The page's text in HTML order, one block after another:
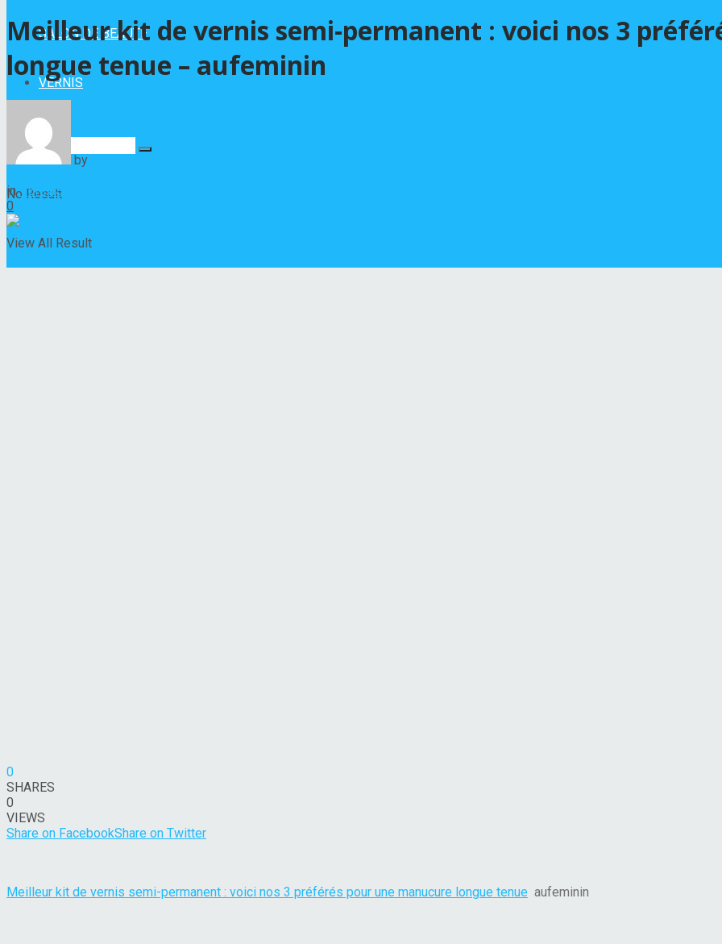
SALON DE BEAUTÉ
VERNIS
No Result
View All Result
Meilleur kit de vernis semi-permanent : voici nos 3
longue tenue – aufeminin
by
in VERNIS
0
0
SHARES
0
VIEWS
Share on FacebookShare on Twitter
Meilleur kit de vernis semi-permanent : voici nos 3 préférés pour une manucure longue tenue aufeminin